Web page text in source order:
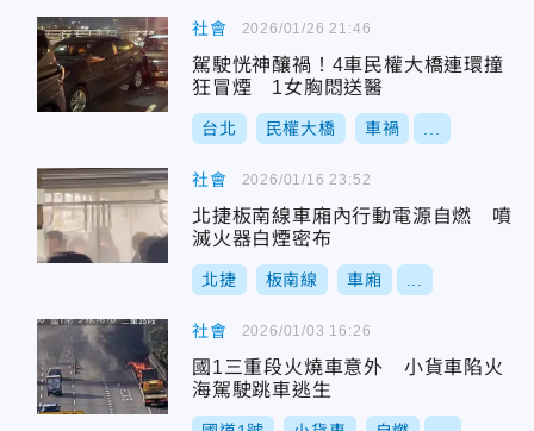
社會
駕駛恍神釀禍！4車民權大橋連環撞
狂冒煙 1女胸悶送醫
台北 民權大橋 車禍
2026/01/26 21:46
社會
北捷板南線車廂內行動電源自燃 噴
滅火器白煙密布
北捷 板南線 車廂
2026/01/16 23:52
社會
國1三重段火燒車意外 小貨車陷火
海駕駛跳車逃生
2026/01/03 16:26